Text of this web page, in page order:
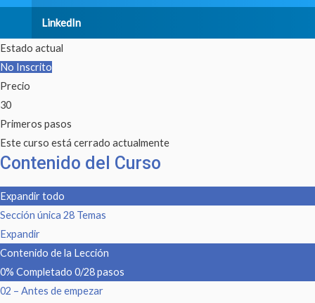
LinkedIn
Estado actual
No Inscrito
Precio
30
Primeros pasos
Este curso está cerrado actualmente
Contenido del Curso
Expandir todo
Sección única 28 Temas
Expandir
Contenido de la Lección
0% Completado 0/28 pasos
02 – Antes de empezar